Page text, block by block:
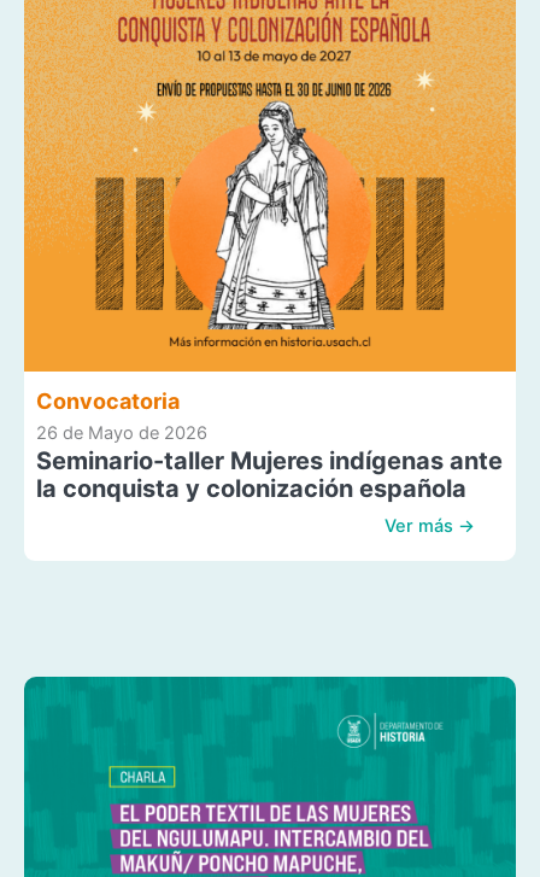
Convocatoria
26 de Mayo de 2026
Seminario-taller Mujeres indígenas ante
la conquista y colonización española
Ver más →